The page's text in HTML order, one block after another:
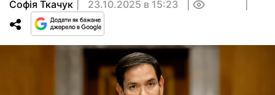
Софія Ткачук 23.10.2025 в 15:23